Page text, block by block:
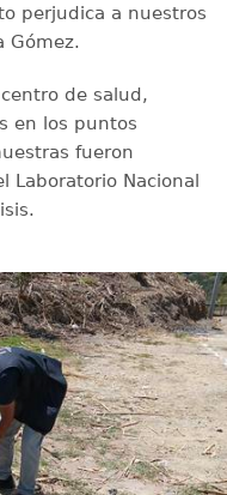
perjudica a nuestros
Gómez.
de salud,
en los puntos
fueron
Laboratorio Nacional